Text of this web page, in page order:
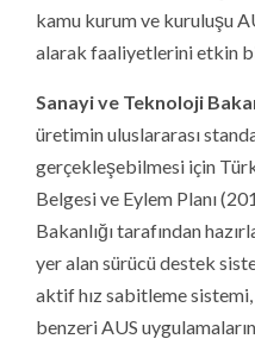
kamu kurum ve kuruluşu
alarak faaliyetlerini etkin
Sanayi ve Teknoloji
üretimin uluslararası
gerçekleşebilmesi için
Belgesi ve Eylem Planı
Bakanlığı tarafından
yer alan sürücü destek
aktif hız sabitleme
benzeri AUS